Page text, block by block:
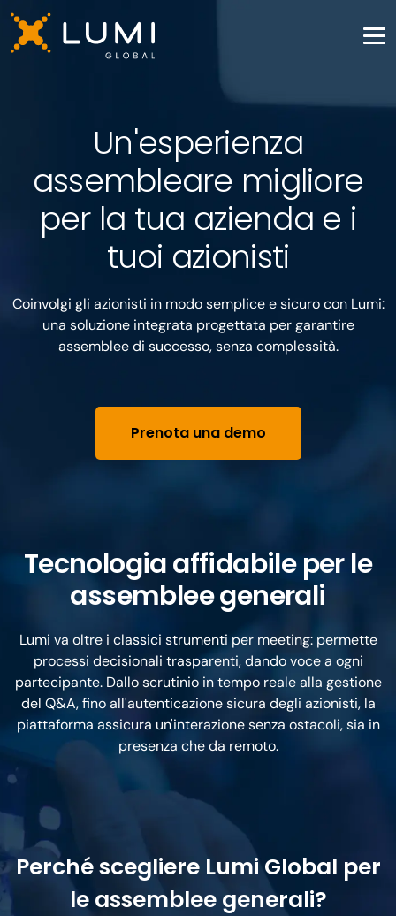
Un'esperienza
assembleare migliore
per la tua azienda e i
tuoi azionisti
Coinvolgi gli azionisti in modo semplice e sicuro con Lumi:
una soluzione integrata progettata per garantire
assemblee di successo, senza complessità.
Prenota una demo
Tecnologia affidabile per le
assemblee generali
Lumi va oltre i classici strumenti per meeting: permette
processi decisionali trasparenti, dando voce a ogni
partecipante. Dallo scrutinio in tempo reale alla gestione
del Q&A, fino all'autenticazione sicura degli azionisti, la
piattaforma assicura un'interazione senza ostacoli, sia in
presenza che da remoto.
Perché scegliere Lumi Global per
le assemblee generali?